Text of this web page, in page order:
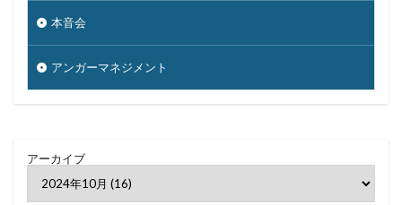
本音会
アンガーマネジメント
アーカイブ